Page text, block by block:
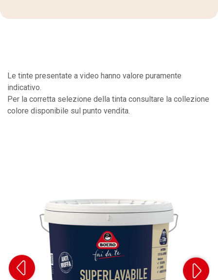
Le tinte presentate a video hanno valore puramente
indicativo.
Per la corretta selezione della tinta consultare la collezione
colore disponibile sul punto vendita.